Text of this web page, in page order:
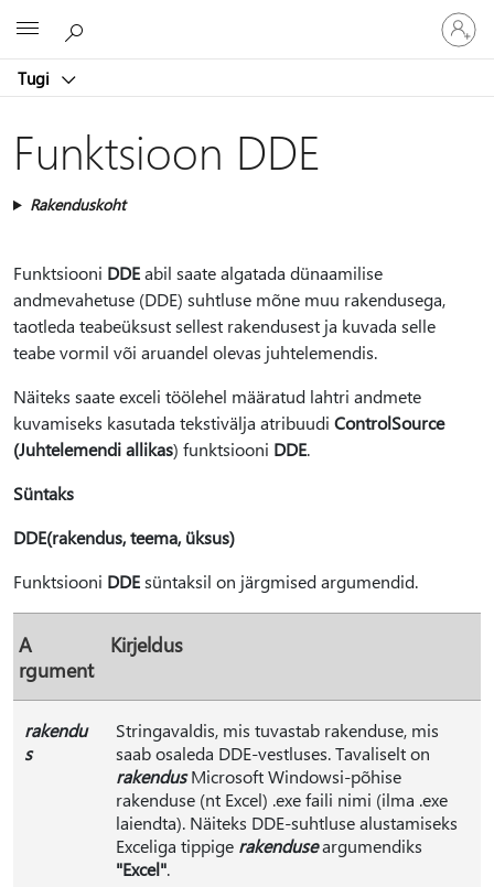
Tugi
Logige
sisse
oma
Funktsioon DDE
Rakenduskoht
Funktsiooni DDEabil saate algatada dünaamilise
andmevahetuse (DDE) suhtluse mõne muu rakendusega,
taotleda teabeüksust sellest rakendusest ja kuvada selle
teabe vormil või aruandel olevas juhtelemendis.
Näiteks saate exceli töölehel määratud lahtri andmete
kuvamiseks kasutada tekstivälja atribuudi ControlSource
(Juhtelemendi allikas) funktsiooni DDE.
Süntaks
DDE(rakendus, teema, üksus)
Funktsiooni DDEsüntaksil on järgmised argumendid.
A
rgument
Kirjeldus
rakendu
s
Stringavaldis, mis tuvastab rakenduse, mis
saab osaleda DDE-vestluses. Tavaliselt on
rakendusMicrosoft Windowsi-põhise
rakenduse (nt Excel) .exe faili nimi (ilma .exe
laiendta). Näiteks DDE-suhtluse alustamiseks
Exceliga tippige rakenduseargumendiks
"Excel".